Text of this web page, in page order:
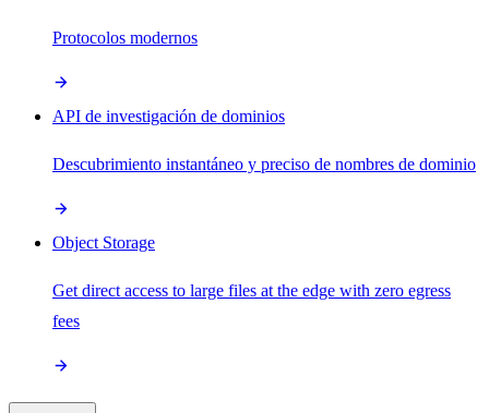
Protocolos modernos
API de investigación de dominios
Descubrimiento instantáneo y preciso de nombres de dominio
Object Storage
Get direct access to large files at the edge with zero egress
fees